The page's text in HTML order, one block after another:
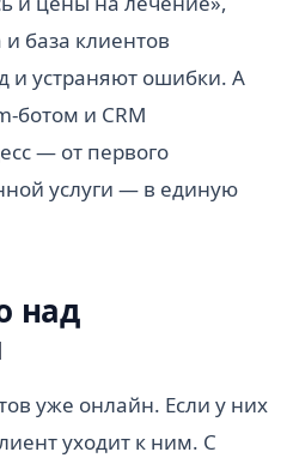
база клиентов
и устраняют ошибки. А
ботом и CRM
— от первого
услуги — в единую
над
уже онлайн. Если у них
уходит к ним. С